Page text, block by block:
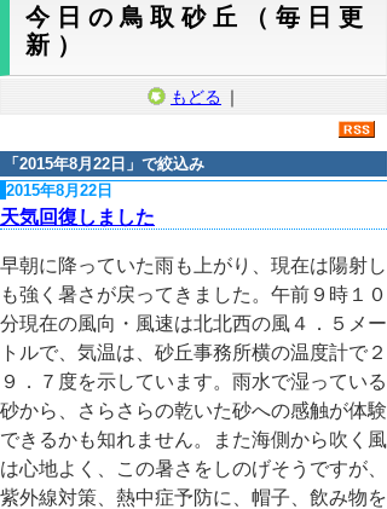
今日の鳥取砂丘（毎日更
新）
もどる ｜
「 2015年8月22日 」で絞込み
2015年8月22日
天気回復しました
早朝に降っていた雨も上がり、現在は陽射し
も強く暑さが戻ってきました。午前９時１０
分現在の風向・風速は北北西の風４．５メー
トルで、気温は、砂丘事務所横の温度計で２
９．７度を示しています。雨水で湿っている
砂から、さらさらの乾いた砂への感触が体験
できるかも知れません。また海側から吹く風
は心地よく、この暑さをしのげそうですが、
紫外線対策、熱中症予防に、帽子、飲み物を